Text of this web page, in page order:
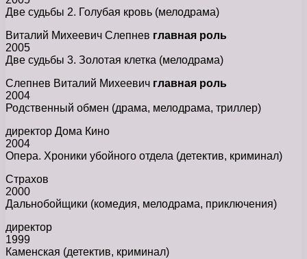
Две судьбы 2. Голубая кровь (мелодрама)
Виталий Михеевич Слепнев главная роль
2005
Две судьбы 3. Золотая клетка (мелодрама)
Слепнев Виталий Михеевич главная роль
2004
Родственный обмен (драма, мелодрама, триллер)
директор Дома Кино
2004
Опера. Хроники убойного отдела (детектив, криминал)
Страхов
2000
Дальнобойщики (комедия, мелодрама, приключения)
директор
1999
Каменская (детектив, криминал)